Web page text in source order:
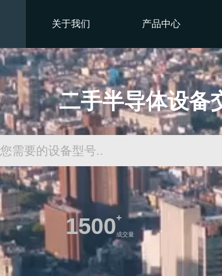
关于我们 产品中心
二手半导体设备
1500+
成交量